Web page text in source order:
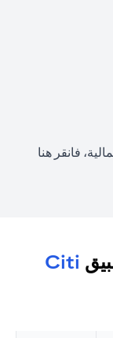
فانقر هنا
Citi